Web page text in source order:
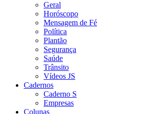
Geral
Horóscopo
Mensagem de Fé
Política
Plantão
Segurança
Saúde
Trânsito
Vídeos JS
Cadernos
Caderno S
Empresas
Colunas